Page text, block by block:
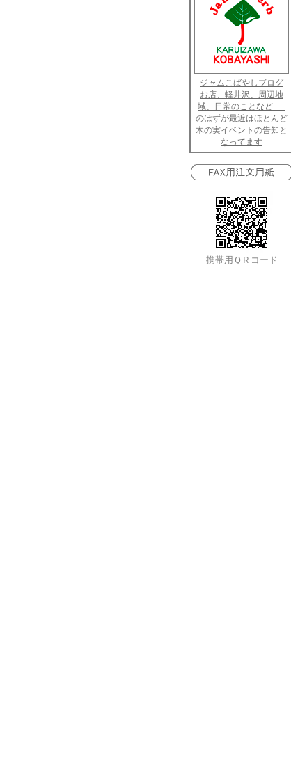
ジャムこばやしブログ
お店、軽井沢、周辺地
域、日常のことなど･･･
のはずが最近はほとんど
木の実イベントの告知と
なってます
携帯用ＱＲコード